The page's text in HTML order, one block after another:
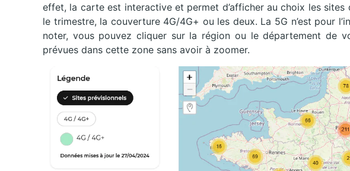
effet, la carte est interactive et permet d’afficher au choix les sites
le trimestre, la couverture 4G/4G+ ou les deux. La 5G n’est pour
noter, vous pouvez cliquer sur la région ou le département de
prévues dans cette zone sans avoir à zoomer.